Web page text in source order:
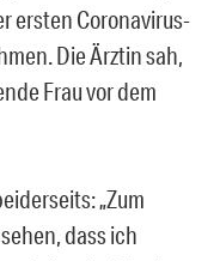
ersten Coronavirus-
Die Ärztin sah,
Frau vor dem
„Zum
dass ich